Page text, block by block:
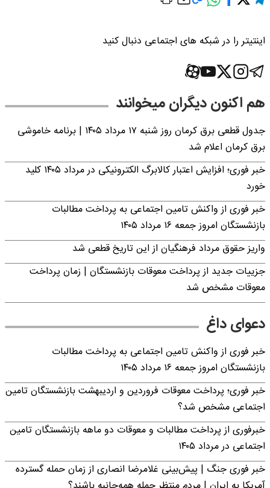
اینتیتر را در شبکه های اجتماعی دنبال کنید
هم اکنون دیگران میخوانند
جدول قطعی برق کرمان روز شنبه ۱۷ مرداد ۱۴۰۵ | برنامه خاموشی
برق کرمان اعلام شد
خبر فوری؛ افزایش اعتبار کالابرگ الکترونیکی در مرداد ۱۴۰۵ کلید
خورد
خبر فوری از واکنش تامین اجتماعی به پرداخت مطالبات
بازنشستگان امروز جمعه ۱۶ مرداد ۱۴۰۵
واریز حقوق مرداد فرهنگیان از این تاریخ قطعی شد
جزییات جدید از پرداخت معوقات بازنشستگان | زمان پرداخت
معوقات مشخص شد
دعوای داغ
خبر فوری از واکنش تامین اجتماعی به پرداخت مطالبات
بازنشستگان امروز جمعه ۱۶ مرداد ۱۴۰۵
خبر فوری؛ پرداخت معوقات فروردین و اردیبهشت بازنشستگان تامین
اجتماعی مشخص شد؟
خبرفوری از پرداخت مطالبات و معوقات دو ماهه بازنشستگان تامین
اجتماعی در مرداد ۱۴۰۵
خبر فوری جنگ | پیش‌بینی غلامرضا انصاری از زمان حمله گسترده